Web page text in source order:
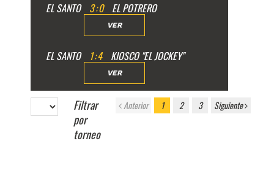
EL SANTO 3:0 EL POTRERO
VER
EL SANTO 1:4 KIOSCO "EL JOCKEY"
VER
Filtrar
por
torneo
Anterior 1 2 3 Siguiente